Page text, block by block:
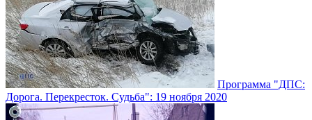
Программа "ДПС:
Дорога. Перекресток. Судьба": 19 ноября 2020